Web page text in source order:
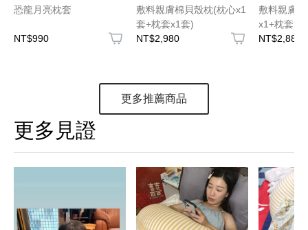
恐龍月亮枕套
NT$990
敷料親膚棉貝殼枕(枕心x1
套+枕套x1套)
NT$2,980
敷料親膚
x1+枕套x1)
NT$2,880
更多推薦商品
更多見證